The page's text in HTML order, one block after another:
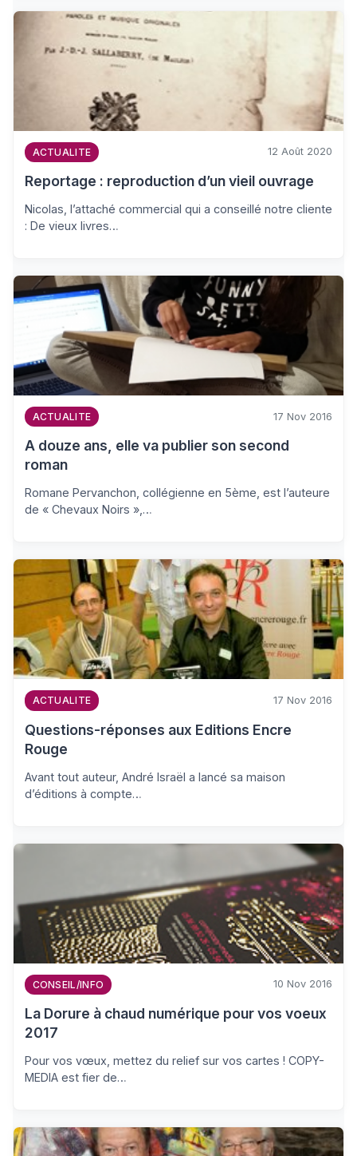
ACTUALITE 12 Août 2020
Reportage : reproduction d’un vieil ouvrage
Nicolas, l’attaché commercial qui a conseillé notre cliente
: De vieux livres…
ACTUALITE 17 Nov 2016
A douze ans, elle va publier son second
roman
Romane Pervanchon, collégienne en 5ème, est l’auteure
de « Chevaux Noirs »,…
ACTUALITE 17 Nov 2016
Questions-réponses aux Editions Encre
Rouge
Avant tout auteur, André Israël a lancé sa maison
d’éditions à compte…
CONSEIL/INFO 10 Nov 2016
La Dorure à chaud numérique pour vos voeux
2017
Pour vos vœux, mettez du relief sur vos cartes ! COPY-
MEDIA est fier de…